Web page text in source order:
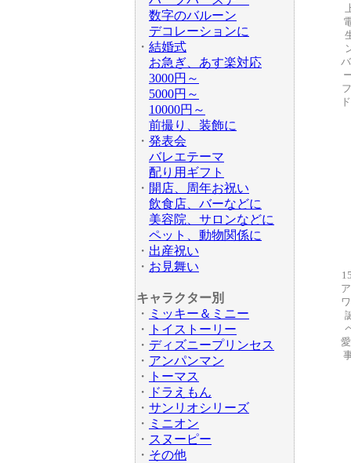
数字のバルーン
デコレーションに
・ 結婚式
お急ぎ、あす楽対応
3000円～
5000円～
10000円～
前撮り、装飾に
・ 発表会
バレエテーマ
配り用ギフト
・ 開店、周年お祝い
飲食店、バーなどに
美容院、サロンなどに
ペット、動物関係に
・ 出産祝い
・ お見舞い
キャラクター別
・ ミッキー＆ミニー
・
トイストーリー
・ ディズニープリンセス
・ アンパンマン
・
トーマス
・
ドラえもん
・ サンリオシリーズ
・ ミニオン
・ スヌーピー
・ その他